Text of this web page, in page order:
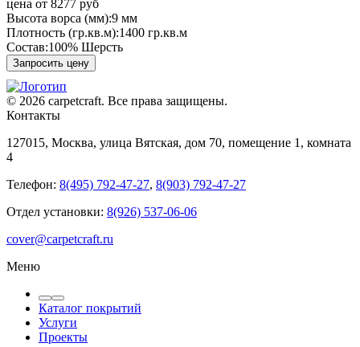
цена от 8277 руб
Высота ворса (мм):9 мм
Плотность (гр.кв.м):1400 гр.кв.м
Состав:100% Шерсть
Запросить цену
© 2026 carpetcraft. Все права защищены.
Контакты
127015, Москва, улица Вятская, дом 70, помещение 1, комната
4
Телефон: 8(495) 792-47-27, 8(903) 792-47-27
Отдел установки: 8(926) 537-06-06
cover@carpetcraft.ru
Меню
Каталог покрытий
Услуги
Проекты